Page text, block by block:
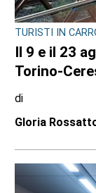
TURISTI IN
Il 9 e il 23
Torino-
di
Gloria